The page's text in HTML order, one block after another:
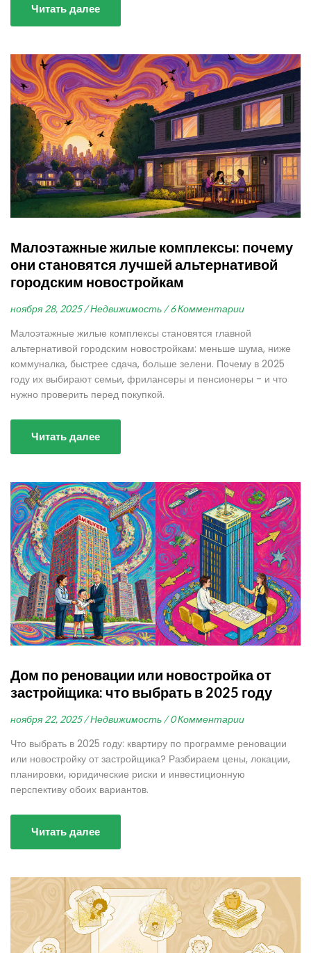
Читать далее
Малоэтажные жилые комплексы: почему
они становятся лучшей альтернативой
городским новостройкам
ноября 28, 2025 / Недвижимость / 6 Комментарии
Малоэтажные жилые комплексы становятся главной
альтернативой городским новостройкам: меньше шума, ниже
коммуналка, быстрее сдача, больше зелени. Почему в 2025
году их выбирают семьи, фрилансеры и пенсионеры - и что
нужно проверить перед покупкой.
Читать далее
Дом по реновации или новостройка от
застройщика: что выбрать в 2025 году
ноября 22, 2025 / Недвижимость / 0 Комментарии
Что выбрать в 2025 году: квартиру по программе реновации
или новостройку от застройщика? Разбираем цены, локации,
планировки, юридические риски и инвестиционную
перспективу обоих вариантов.
Читать далее